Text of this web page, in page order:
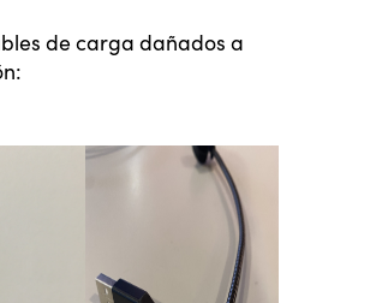
de carga dañados a